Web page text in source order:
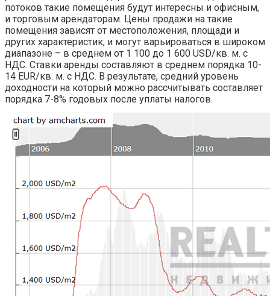
потоков такие помещения будут интересны и офисным,
и торговым арендаторам. Цены продажи на такие
помещения зависят от местоположения, площади и
других характеристик, и могут варьироваться в широком
диапазоне – в среднем от 1 100 до 1 600 USD/кв. м. с
НДС. Ставки аренды составляют в среднем порядка 10-
14 EUR/кв. м. с НДС. В результате, средний уровень
доходности на который можно рассчитывать составляет
порядка 7-8% годовых после уплаты налогов.